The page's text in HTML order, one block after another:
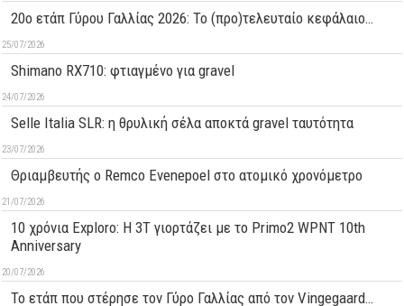
20ο ετάπ Γύρου Γαλλίας 2026: Το (προ)τελευταίο κεφάλαιο…
25/07/2026
Shimano RX710: φτιαγμένο για gravel
24/07/2026
Selle Italia SLR: η θρυλική σέλα αποκτά gravel ταυτότητα
23/07/2026
Θριαμβευτής ο Remco Evenepoel στο ατομικό χρονόμετρο
21/07/2026
10 χρόνια Exploro: Η 3T γιορτάζει με το Primo2 WPNT 10th
Anniversary
20/07/2026
Το ετάπ που στέρησε τον Γύρο Γαλλίας από τον Vingegaard…